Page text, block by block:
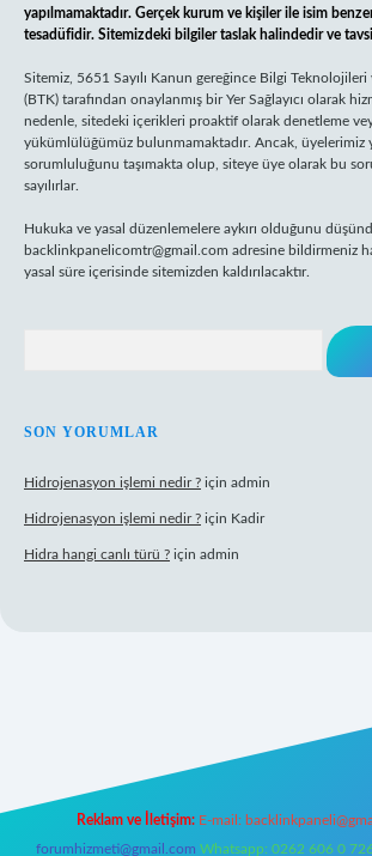
yapılmamaktadır. Gerçek kurum ve kişiler ile isim
tesadüfidir. Sitemizdeki bilgiler taslak halindedir ve
Sitemiz, 5651 Sayılı Kanun gereğince Bilgi
(BTK) tarafından onaylanmış bir Yer Sağlayıcı olarak
nedenle, sitedeki içerikleri proaktif olarak denetleme
yükümlülüğümüz bulunmamaktadır. Ancak, üyelerimiz
sorumluluğunu taşımakta olup, siteye üye olarak bu
sayılırlar.
Hukuka ve yasal düzenlemelere aykırı olduğunu
backlinkpanelicomtr@gmail.com adresine bildirmeniz
yasal süre içerisinde sitemizden kaldırılacaktır.
SON YORUMLAR
Hidrojenasyon işlemi nedir ? için admin
Hidrojenasyon işlemi nedir ? için Kadir
Hidra hangi canlı türü ? için admin
Reklam ve İletişim: E-mail:
forumhizmeti@gmail.com Whatsapp: 0262 606 0